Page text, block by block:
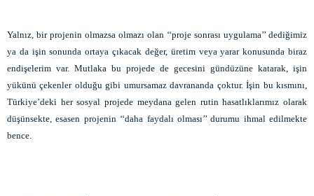
Yalnız, bir projenin olmazsa olmazı olan ‘‘proje sonrası uygulama’’ dediğimiz
ya da işin sonunda ortaya çıkacak değer, üretim veya yarar konusunda biraz
endişelerim var. Mutlaka bu projede de gecesini gündüzüne katarak, işin
yükünü çekenler olduğu gibi umursamaz davrananda çoktur. İşin bu kısmını,
Türkiye’deki her sosyal projede meydana gelen rutin hasatlıklarımız olarak
düşünsekte, esasen projenin ‘‘daha faydalı olması’’ durumu ihmal edilmekte
bence.